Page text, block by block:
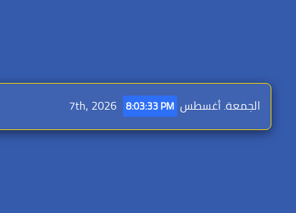
الجمعة. أغسطس 7th, 2026 8:03:34 PM